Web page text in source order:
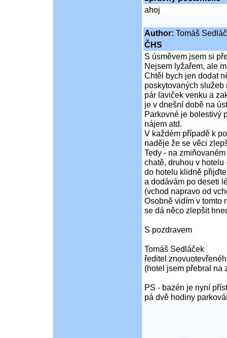
ahoj
Author: Tomáš
ČHS
S úsměvem jsem si
Nejsem lyžařem, ale
Chtěl bych jen dodat
poskytovaných služeb
pár laviček venku a
je v dnešní době na
Parkovné je bolestivý
nájem atd.
V každém případě k
naděje že se věci
Tedy - na
chatě, druhou v
do hotelu klidně
a dodávám po deseti
(vchod napravo od
Osobně vidím v tomto
se dá něco zlepšit
S pozdravem
Tomáš Sedláček
ředitel
(hotel jsem přebral na
PS - bazén je nyní
pá dvě hodiny